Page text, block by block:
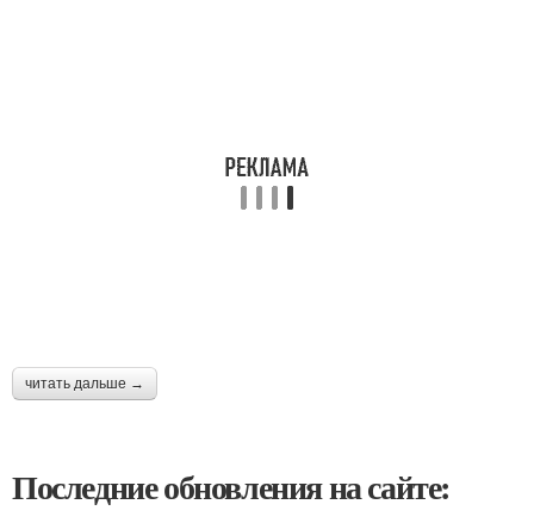
читать дальше →
Последние обновления на сайте: